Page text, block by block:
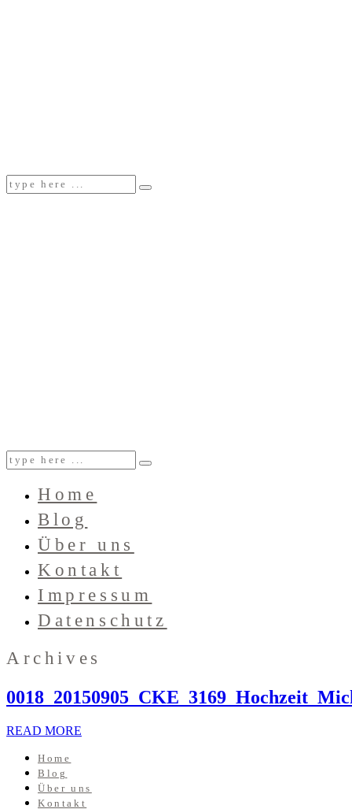
Home
Blog
Über uns
Kontakt
Impressum
Datenschutz
Archives
READ MORE
Home
Blog
Über uns
Kontakt